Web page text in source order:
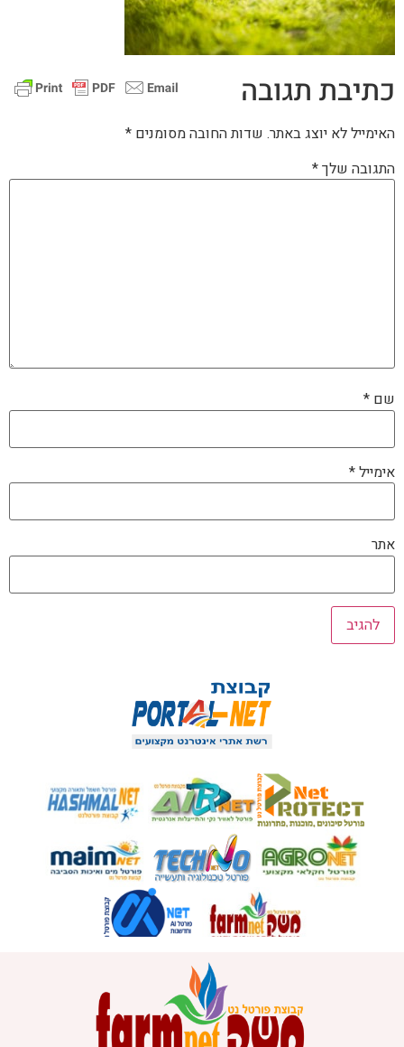
כתיבת תגובה
האימייל לא יוצג באתר. שדות החובה מסומנים *
התגובה שלך*
שם *
אימייל*
אתר